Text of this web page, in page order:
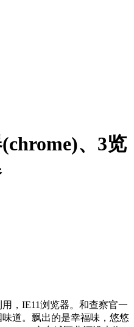
、3览
IE11浏览器。和查察官一
道。飘出的是幸福味，悠悠